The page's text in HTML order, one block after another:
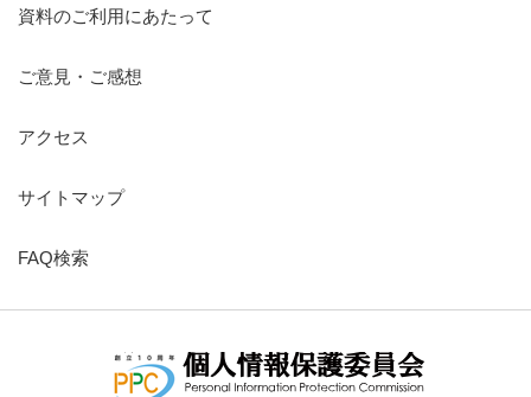
資料のご利用にあたって
ご意見・ご感想
アクセス
サイトマップ
FAQ検索